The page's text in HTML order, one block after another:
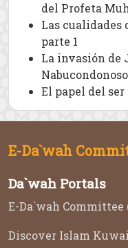
del Profeta
Las cualidades
parte 1
La invasión de
El papel del
E-Da`wah
Da`wah Portals
E-Da`wah Committee
Discover Islam